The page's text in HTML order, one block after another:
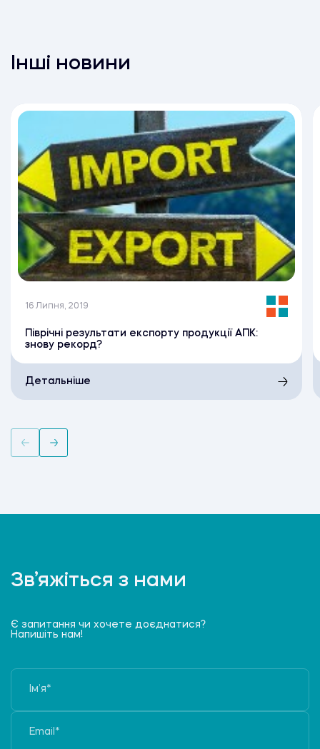
Інші новини
16 Липня, 2019
Піврічні результати експорту продукції АПК:
знову рекорд?
Детальніше
Зв’яжіться з нами
Є запитання чи хочете доєднатися?
Напишіть нам!